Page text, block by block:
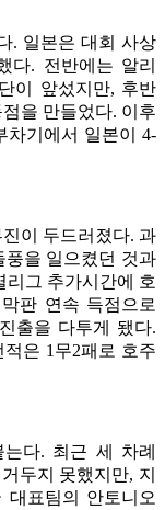
. 일본은 대회 사상
다. 전반에는 알리
이 앞섰지만, 후반
을 만들었다. 이후
차기에서 일본이 4-
이 두드러졌다. 과
풍을 일으켰던 것과
리그 추가시간에 호
판 연속 득점으로
출을 다투게 됐다.
은 1무2패로 호주
다. 최근 세 차례
두지 못했지만, 지
대표팀의 안토니오